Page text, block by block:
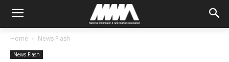
Home News Flash
News Flash